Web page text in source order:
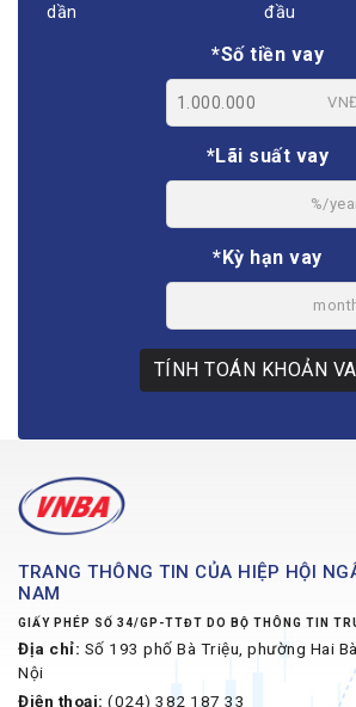
dần
đầu
*Số tiền vay
*Lãi suất vay
%/
*Kỳ hạn vay
TÍNH TOÁN KHOẢN
TRANG THÔNG TIN CỦA HIỆP HỘI
NAM
GIẤY PHÉP SỐ 34/GP-TTĐT DO BỘ THÔNG TIN
Địa chỉ: Số 193 phố Bà Triệu, phường Hai
Nội
Điện thoại: (024) 382 187 33